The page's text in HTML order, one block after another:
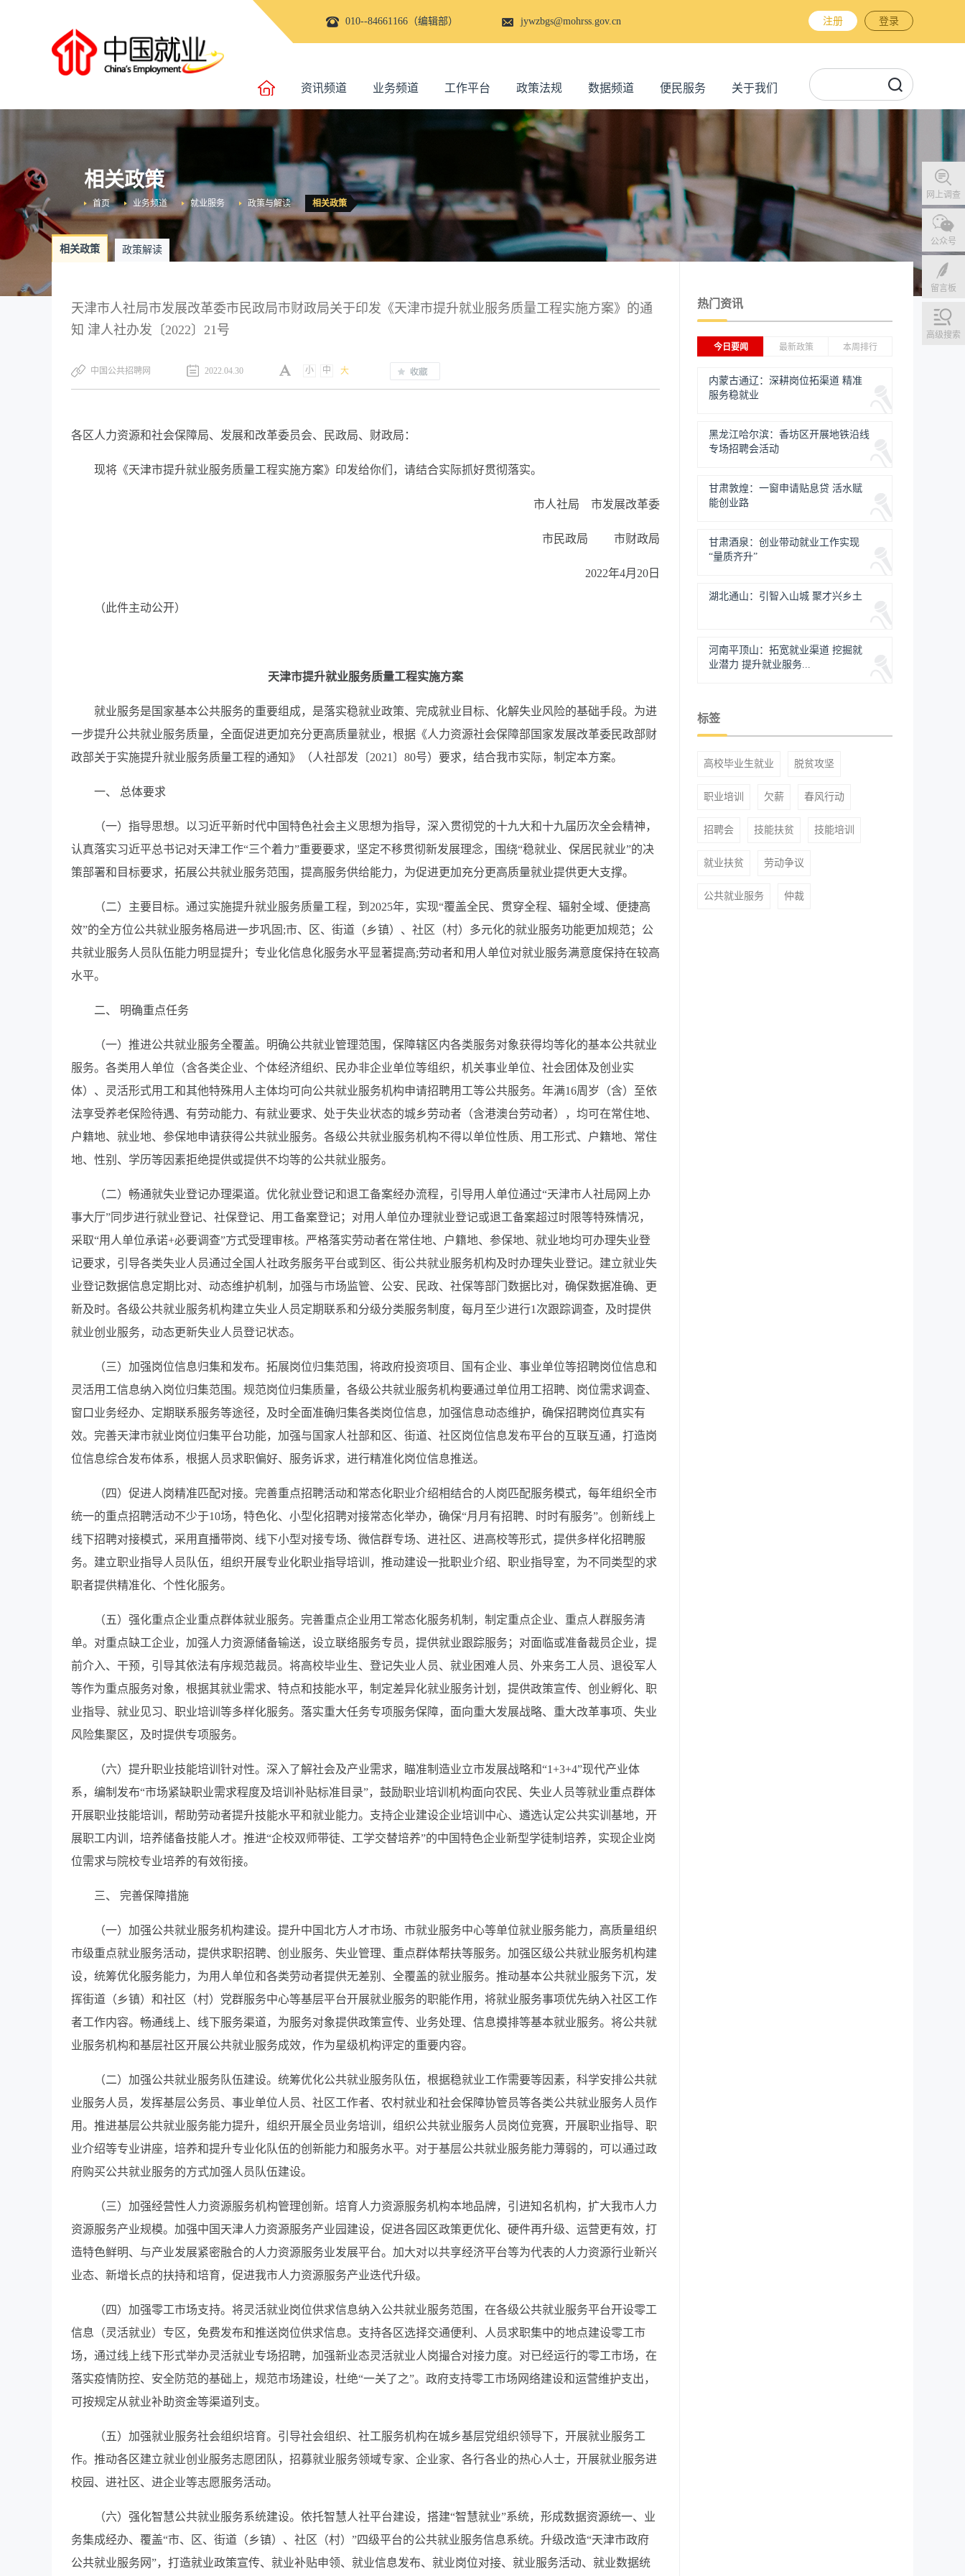
010--84661166（编辑部） jywzbgs@mohrss.gov.cn 注册 登录
资讯频道 业务频道 工作平台 政策法规 数据频道 便民服务 关于我们
网上调查
公众号
留言板
高级搜索
相关政策
相关政策
政策与解读
就业服务
业务频道
首页
相关政策 政策解读
天津市人社局市发展改革委市民政局市财政局关于印发《天津市提升就业服务质量工程实施方案》的通
知 津人社办发〔2022〕21号
中国公共招聘网 2022.04.30 小 中 大
各区人力资源和社会保障局、发展和改革委员会、民政局、财政局：
现将《天津市提升就业服务质量工程实施方案》印发给你们，请结合实际抓好贯彻落实。
市人社局 市发展改革委
市民政局 市财政局
2022年4月20日
（此件主动公开）
天津市提升就业服务质量工程实施方案
就业服务是国家基本公共服务的重要组成，是落实稳就业政策、完成就业目标、化解失业风险的基础手段。为进
一步提升公共就业服务质量，全面促进更加充分更高质量就业，根据《人力资源社会保障部国家发展改革委民政部财
政部关于实施提升就业服务质量工程的通知》（人社部发〔2021〕80号）要求，结合我市实际，制定本方案。
一、 总体要求
（一）指导思想。以习近平新时代中国特色社会主义思想为指导，深入贯彻党的十九大和十九届历次全会精神，
认真落实习近平总书记对天津工作“三个着力”重要要求，坚定不移贯彻新发展理念，围绕“稳就业、保居民就业”的决
策部署和目标要求，拓展公共就业服务范围，提高服务供给能力，为促进更加充分更高质量就业提供更大支撑。
（二）主要目标。通过实施提升就业服务质量工程，到2025年，实现“覆盖全民、贯穿全程、辐射全域、便捷高
效”的全方位公共就业服务格局进一步巩固;市、区、街道（乡镇）、社区（村）多元化的就业服务功能更加规范；公
共就业服务人员队伍能力明显提升；专业化信息化服务水平显著提高;劳动者和用人单位对就业服务满意度保持在较高
水平。
二、 明确重点任务
（一）推进公共就业服务全覆盖。明确公共就业管理范围，保障辖区内各类服务对象获得均等化的基本公共就业
服务。各类用人单位（含各类企业、个体经济组织、民办非企业单位等组织，机关事业单位、社会团体及创业实
体）、灵活形式用工和其他特殊用人主体均可向公共就业服务机构申请招聘用工等公共服务。年满16周岁（含）至依
法享受养老保险待遇、有劳动能力、有就业要求、处于失业状态的城乡劳动者（含港澳台劳动者），均可在常住地、
户籍地、就业地、参保地申请获得公共就业服务。各级公共就业服务机构不得以单位性质、用工形式、户籍地、常住
地、性别、学历等因素拒绝提供或提供不均等的公共就业服务。
（二）畅通就失业登记办理渠道。优化就业登记和退工备案经办流程，引导用人单位通过“天津市人社局网上办
事大厅”同步进行就业登记、社保登记、用工备案登记；对用人单位办理就业登记或退工备案超过时限等特殊情况，
采取“用人单位承诺+必要调查”方式受理审核。严格落实劳动者在常住地、户籍地、参保地、就业地均可办理失业登
记要求，引导各类失业人员通过全国人社政务服务平台或到区、街公共就业服务机构及时办理失业登记。建立就业失
业登记数据信息定期比对、动态维护机制，加强与市场监管、公安、民政、社保等部门数据比对，确保数据准确、更
新及时。各级公共就业服务机构建立失业人员定期联系和分级分类服务制度，每月至少进行1次跟踪调查，及时提供
就业创业服务，动态更新失业人员登记状态。
（三）加强岗位信息归集和发布。拓展岗位归集范围，将政府投资项目、国有企业、事业单位等招聘岗位信息和
灵活用工信息纳入岗位归集范围。规范岗位归集质量，各级公共就业服务机构要通过单位用工招聘、岗位需求调查、
窗口业务经办、定期联系服务等途径，及时全面准确归集各类岗位信息，加强信息动态维护，确保招聘岗位真实有
效。完善天津市就业岗位归集平台功能，加强与国家人社部和区、街道、社区岗位信息发布平台的互联互通，打造岗
位信息综合发布体系，根据人员求职偏好、服务诉求，进行精准化岗位信息推送。
（四）促进人岗精准匹配对接。完善重点招聘活动和常态化职业介绍相结合的人岗匹配服务模式，每年组织全市
统一的重点招聘活动不少于10场，特色化、小型化招聘对接常态化举办，确保“月月有招聘、时时有服务”。创新线上
线下招聘对接模式，采用直播带岗、线下小型对接专场、微信群专场、进社区、进高校等形式，提供多样化招聘服
务。建立职业指导人员队伍，组织开展专业化职业指导培训，推动建设一批职业介绍、职业指导室，为不同类型的求
职者提供精准化、个性化服务。
（五）强化重点企业重点群体就业服务。完善重点企业用工常态化服务机制，制定重点企业、重点人群服务清
单。对重点缺工企业，加强人力资源储备输送，设立联络服务专员，提供就业跟踪服务；对面临或准备裁员企业，提
前介入、干预，引导其依法有序规范裁员。将高校毕业生、登记失业人员、就业困难人员、外来务工人员、退役军人
等作为重点服务对象，根据其就业需求、特点和技能水平，制定差异化就业服务计划，提供政策宣传、创业孵化、职
业指导、就业见习、职业培训等多样化服务。落实重大任务专项服务保障，面向重大发展战略、重大改革事项、失业
风险集聚区，及时提供专项服务。
（六）提升职业技能培训针对性。深入了解社会及产业需求，瞄准制造业立市发展战略和“1+3+4”现代产业体
系，编制发布“市场紧缺职业需求程度及培训补贴标准目录”，鼓励职业培训机构面向农民、失业人员等就业重点群体
开展职业技能培训，帮助劳动者提升技能水平和就业能力。支持企业建设企业培训中心、遴选认定公共实训基地，开
展职工内训，培养储备技能人才。推进“企校双师带徒、工学交替培养”的中国特色企业新型学徒制培养，实现企业岗
位需求与院校专业培养的有效衔接。
三、 完善保障措施
（一）加强公共就业服务机构建设。提升中国北方人才市场、市就业服务中心等单位就业服务能力，高质量组织
市级重点就业服务活动，提供求职招聘、创业服务、失业管理、重点群体帮扶等服务。加强区级公共就业服务机构建
设，统筹优化服务能力，为用人单位和各类劳动者提供无差别、全覆盖的就业服务。推动基本公共就业服务下沉，发
挥街道（乡镇）和社区（村）党群服务中心等基层平台开展就业服务的职能作用，将就业服务事项优先纳入社区工作
者工作内容。畅通线上、线下服务渠道，为服务对象提供政策宣传、业务处理、信息摸排等基本就业服务。将公共就
业服务机构和基层社区开展公共就业服务成效，作为星级机构评定的重要内容。
（二）加强公共就业服务队伍建设。统筹优化公共就业服务队伍，根据稳就业工作需要等因素，科学安排公共就
业服务人员，发挥基层公务员、事业单位人员、社区工作者、农村就业和社会保障协管员等各类公共就业服务人员作
用。推进基层公共就业服务能力提升，组织开展全员业务培训，组织公共就业服务人员岗位竞赛，开展职业指导、职
业介绍等专业讲座，培养和提升专业化队伍的创新能力和服务水平。对于基层公共就业服务能力薄弱的，可以通过政
府购买公共就业服务的方式加强人员队伍建设。
（三）加强经营性人力资源服务机构管理创新。培育人力资源服务机构本地品牌，引进知名机构，扩大我市人力
资源服务产业规模。加强中国天津人力资源服务产业园建设，促进各园区政策更优化、硬件再升级、运营更有效，打
造特色鲜明、与产业发展紧密融合的人力资源服务业发展平台。加大对以共享经济平台等为代表的人力资源行业新兴
业态、新增长点的扶持和培育，促进我市人力资源服务产业迭代升级。
（四）加强零工市场支持。将灵活就业岗位供求信息纳入公共就业服务范围，在各级公共就业服务平台开设零工
信息（灵活就业）专区，免费发布和推送岗位供求信息。支持各区选择交通便利、人员求职集中的地点建设零工市
场，通过线上线下形式举办灵活就业专场招聘，加强新业态灵活就业人岗撮合对接力度。对已经运行的零工市场，在
落实疫情防控、安全防范的基础上，规范市场建设，杜绝“一关了之”。政府支持零工市场网络建设和运营维护支出，
可按规定从就业补助资金等渠道列支。
（五）加强就业服务社会组织培育。引导社会组织、社工服务机构在城乡基层党组织领导下，开展就业服务工
作。推动各区建立就业创业服务志愿团队，招募就业服务领域专家、企业家、各行各业的热心人士，开展就业服务进
校园、进社区、进企业等志愿服务活动。
（六）强化智慧公共就业服务系统建设。依托智慧人社平台建设，搭建“智慧就业”系统，形成数据资源统一、业
务集成经办、覆盖“市、区、街道（乡镇）、社区（村）”四级平台的公共就业服务信息系统。升级改造“天津市政府
公共就业服务网”，打造就业政策宣传、就业补贴申领、就业信息发布、就业岗位对接、就业服务活动、就业数据统
热门资讯
今日要闻 最新政策 本周排行
内蒙古通辽：深耕岗位拓渠道 精准
服务稳就业
黑龙江哈尔滨：香坊区开展地铁沿线
专场招聘会活动
甘肃敦煌：一窗申请贴息贷 活水赋
能创业路
甘肃酒泉：创业带动就业工作实现
“量质齐升”
湖北通山：引智入山城 聚才兴乡土
河南平顶山：拓宽就业渠道 挖掘就
业潜力 提升就业服务...
标签
高校毕业生就业 脱贫攻坚
职业培训 欠薪 春风行动
招聘会 技能扶贫 技能培训
就业扶贫 劳动争议
公共就业服务 仲裁